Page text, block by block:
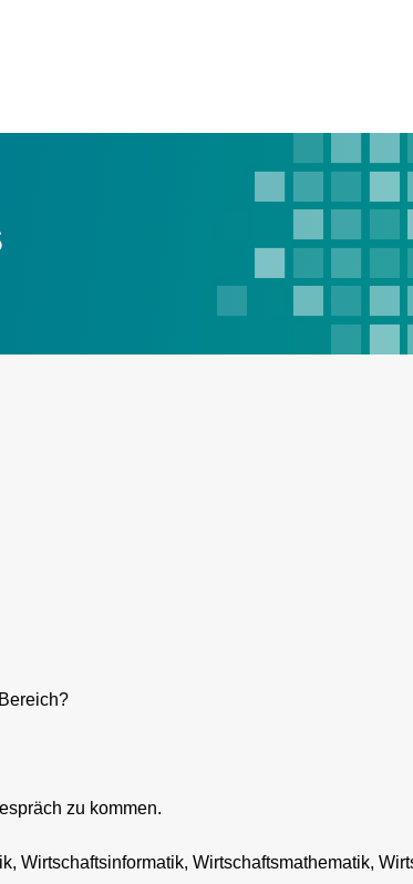
zu kommen.
Wirtschaftsinformatik, Wirtschaftsmathematik,